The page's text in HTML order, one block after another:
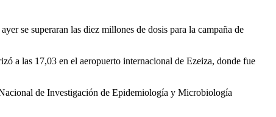
se superaran las diez millones de dosis para la campaña de
a las 17,03 en el aeropuerto internacional de Ezeiza, donde fue
de Investigación de Epidemiología y Microbiología